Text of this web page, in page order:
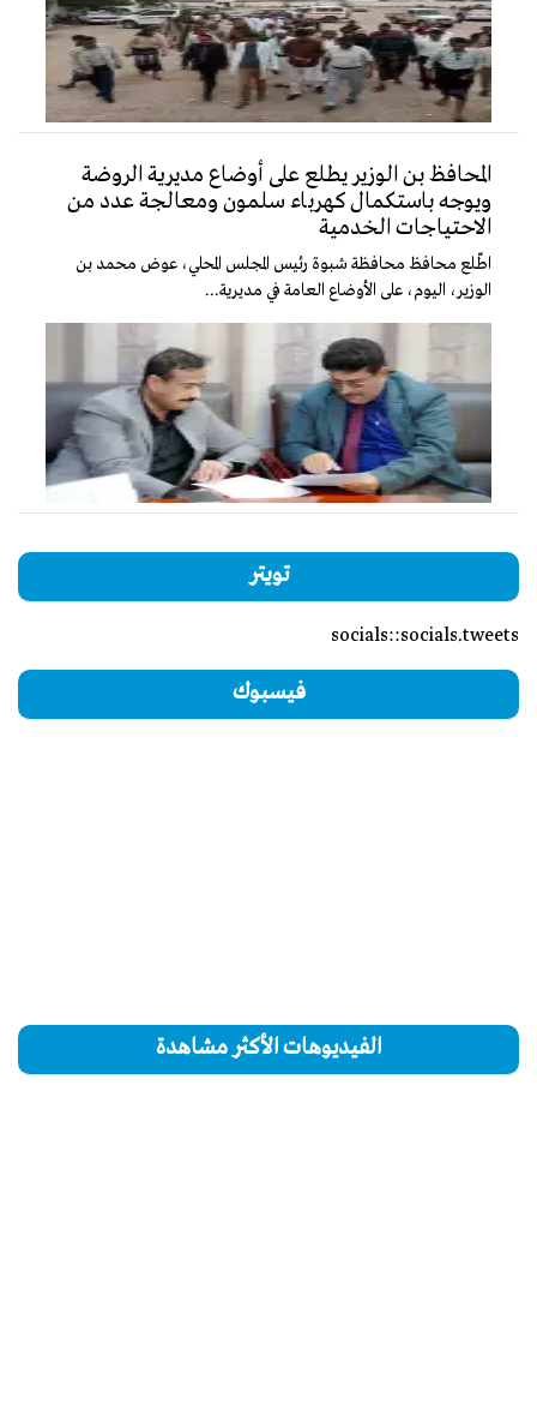
المحافظ بن الوزير يطلع على أوضاع مديرية الروضة
ويوجه باستكمال كهرباء سلمون ومعالجة عدد من
الاحتياجات الخدمية
اطّلع محافظ محافظة شبوة رئيس المجلس المحلي، عوض محمد بن
الوزير، اليوم، على الأوضاع العامة في مديرية...
تويتر
socials::socials.tweets
فيسبوك
الفيديوهات الأكثر مشاهدة